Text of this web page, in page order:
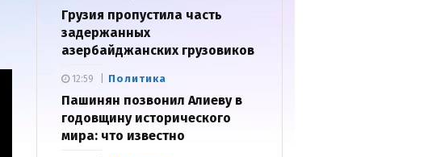
Грузия пропустила часть
задержанных
азербайджанских грузовиков
Политика
Пашинян позвонил Алиеву в
годовщину исторического
мира: что известно
12:59